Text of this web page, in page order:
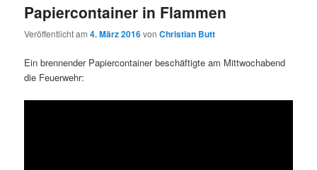
Papiercontainer in Flammen
Veröffentlicht am4. März 2016vonChristian Butt
Ein brennender Papiercontainer beschäftigte am Mittwochabend
die Feuerwehr: